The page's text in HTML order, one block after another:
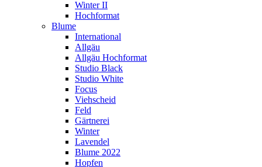
Winter II
Hochformat
Blume
International
Allgäu
Allgäu Hochformat
Studio Black
Studio White
Focus
Viehscheid
Feld
Gärtnerei
Winter
Lavendel
Blume 2022
Hopfen